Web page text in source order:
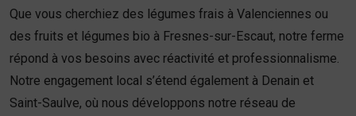
Que vous cherchiez des légumes frais à Valenciennes ou
des fruits et légumes bio à Fresnes-sur-Escaut, notre ferme
répond à vos besoins avec réactivité et professionnalisme.
Notre engagement local s’étend également à Denain et
Saint-Saulve, où nous développons notre réseau de